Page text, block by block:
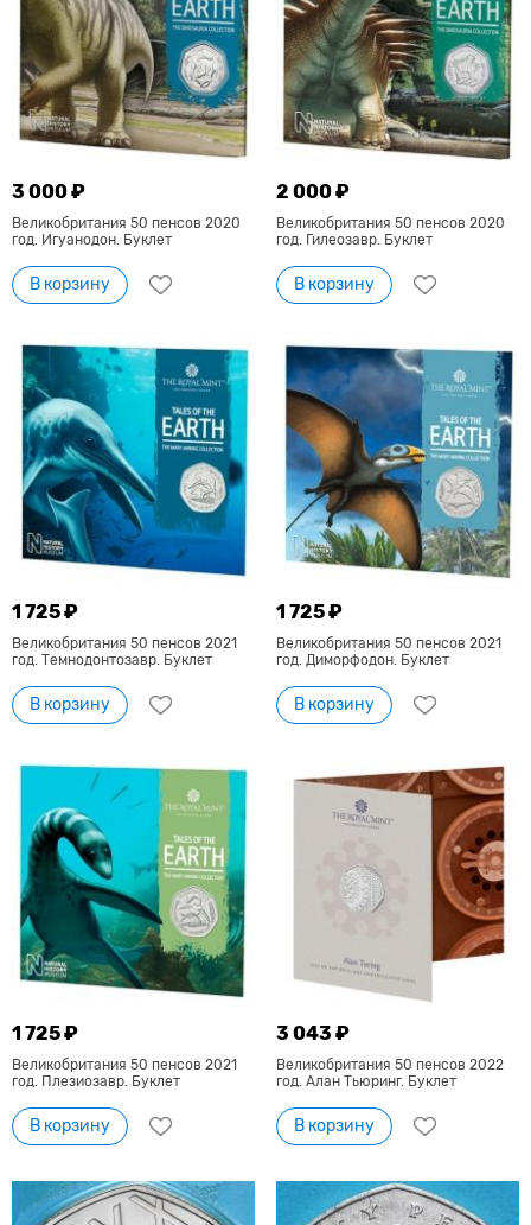
3 000 ₽
Великобритания 50 пенсов 2020
год. Игуанодон. Буклет
В корзину
2 000 ₽
Великобритания 50 пенсов 2020
год. Гилеозавр. Буклет
В корзину
1 725 ₽
Великобритания 50 пенсов 2021
год. Темнодонтозавр. Буклет
В корзину
1 725 ₽
Великобритания 50 пенсов 2021
год. Диморфодон. Буклет
В корзину
1 725 ₽
Великобритания 50 пенсов 2021
год. Плезиозавр. Буклет
В корзину
3 043 ₽
Великобритания 50 пенсов 2022
год. Алан Тьюринг. Буклет
В корзину